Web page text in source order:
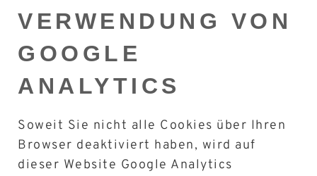
VERWENDUNG VON
GOOGLE
ANALYTICS
Soweit Sie nicht alle Cookies über Ihren
Browser deaktiviert haben, wird auf
dieser Website Google Analytics